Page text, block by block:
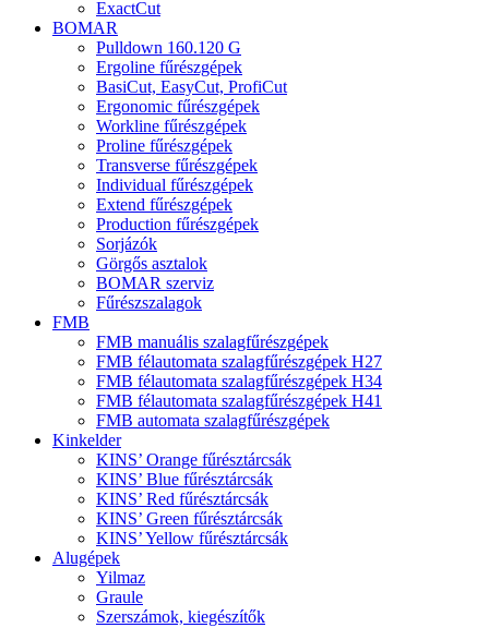
ExactCut
BOMAR
Pulldown 160.120 G
Ergoline fűrészgépek
BasiCut, EasyCut, ProfiCut
Ergonomic fűrészgépek
Workline fűrészgépek
Proline fűrészgépek
Transverse fűrészgépek
Individual fűrészgépek
Extend fűrészgépek
Production fűrészgépek
Sorjázók
Görgős asztalok
BOMAR szerviz
Fűrészszalagok
FMB
FMB manuális szalagfűrészgépek
FMB félautomata szalagfűrészgépek H27
FMB félautomata szalagfűrészgépek H34
FMB félautomata szalagfűrészgépek H41
FMB automata szalagfűrészgépek
Kinkelder
KINS’ Orange fűrésztárcsák
KINS’ Blue fűrésztárcsák
KINS’ Red fűrésztárcsák
KINS’ Green fűrésztárcsák
KINS’ Yellow fűrésztárcsák
Alugépek
Yilmaz
Graule
Szerszámok, kiegészítők